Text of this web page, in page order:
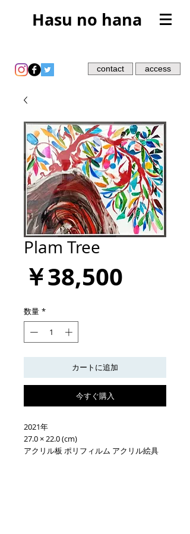
Hasu no hana
contact access
Plam Tree
￥38,500
数量 *
カートに追加
今すぐ購入
2021年
27.0 × 22.0 (cm)
アクリル板 ポリフィルム アクリル絵具